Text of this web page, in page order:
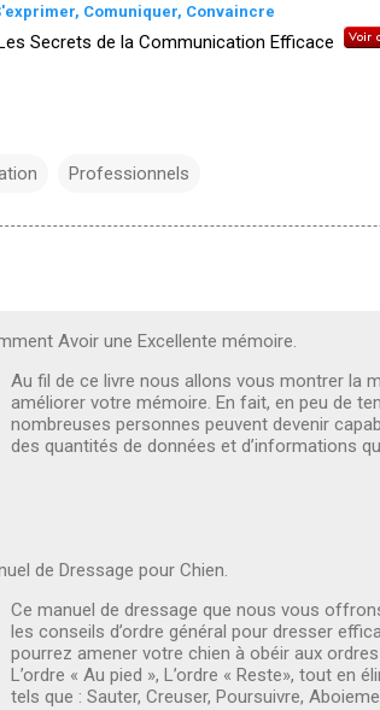
Comuniquer, Convaincre
Secrets de la Communication Efficace
Professionnels
Avoir une Excellente mémoire.
Au fil de ce livre nous allons vous montrer la
améliorer votre mémoire. En fait, en peu de
nombreuses personnes peuvent devenir
des quantités de données et d’informations
de Dressage pour Chien.
Ce manuel de dressage que nous vous
les conseils d’ordre général pour dresser
pourrez amener votre chien à obéir aux
L’ordre « Au pied », L’ordre « Reste», tout
tels que : Sauter, Creuser, Poursuivre,